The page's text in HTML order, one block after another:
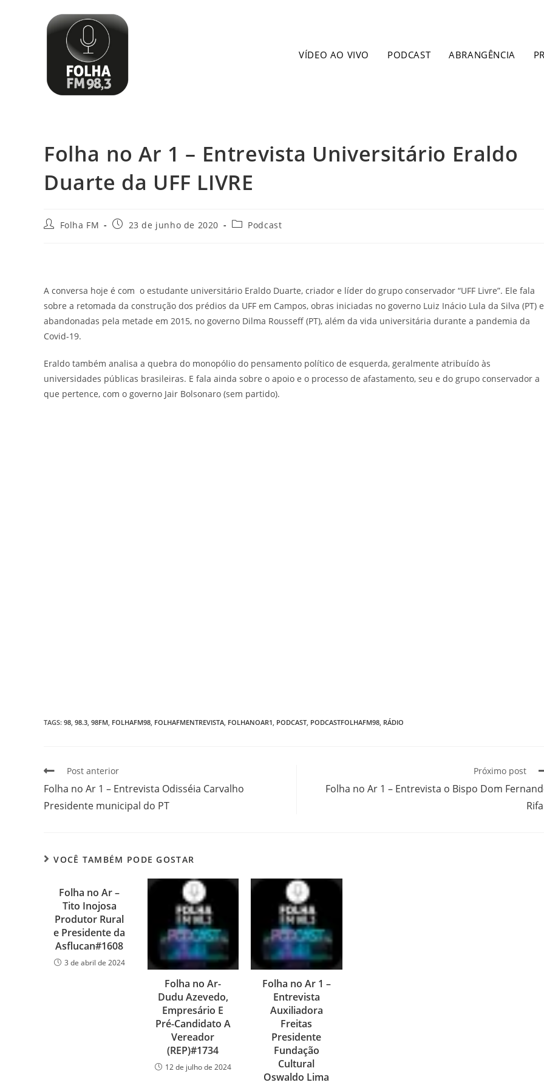
VÍDEO AO VIVO PODCAST ABRANGÊNCIA
Folha no Ar 1 – Entrevista Universitário Eraldo
Duarte da UFF LIVRE
Folha FM 23 de junho de 2020 Podcast
A conversa hoje é com o estudante universitário Eraldo Duarte, criador e líder do grupo conservador “UFF Livre”. Ele fala
sobre a retomada da construção dos prédios da UFF em Campos, obras iniciadas no governo Luiz Inácio Lula da Silva (PT) e
abandonadas pela metade em 2015, no governo Dilma Rousseff (PT), além da vida universitária durante a pandemia da
Covid-19.
Eraldo também analisa a quebra do monopólio do pensamento político de esquerda, geralmente atribuído às
universidades públicas brasileiras. E fala ainda sobre o apoio e o processo de afastamento, seu e do grupo conservador a
que pertence, com o governo Jair Bolsonaro (sem partido).
TAGS: 98 98.3 98FM FOLHAFM98 FOLHAFMENTREVISTA FOLHANOAR1 PODCAST PODCASTFOLHAFM98 RÁDIO
Post anterior
Folha no Ar 1 – Entrevista Odisséia Carvalho
Presidente municipal do PT
Próximo post
Folha no Ar 1 – Entrevista o Bispo Dom
VOCÊ TAMBÉM PODE GOSTAR
Folha no Ar –
Tito Inojosa
Produtor Rural
e Presidente da
Asflucan#1608
3 de abril de 2024
Folha no Ar-
Dudu Azevedo,
Empresário E
Pré-Candidato A
Vereador
(REP)#1734
12 de julho de 2024
Folha no Ar 1 –
Entrevista
Auxiliadora
Freitas
Presidente
Fundação
Cultural
Oswaldo Lima